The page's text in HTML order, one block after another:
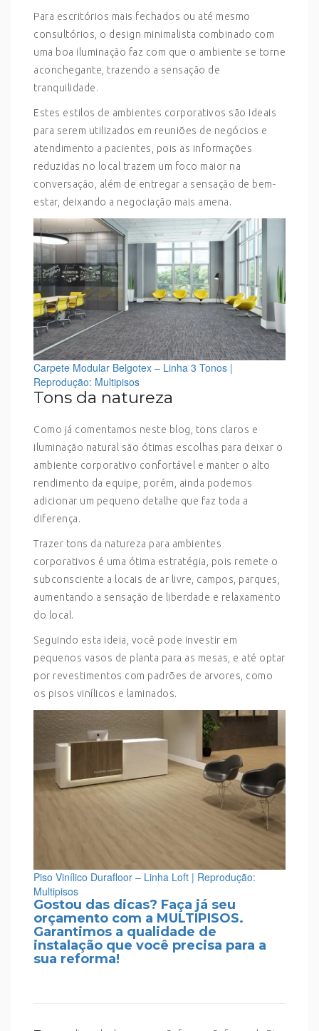
Para escritórios mais fechados ou até mesmo
consultórios, o design minimalista combinado com
uma boa iluminação faz com que o ambiente se torne
aconchegante, trazendo a sensação de
tranquilidade.
Estes estilos de ambientes corporativos são ideais
para serem utilizados em reuniões de negócios e
atendimento a pacientes, pois as informações
reduzidas no local trazem um foco maior na
conversação, além de entregar a sensação de bem-
estar, deixando a negociação mais amena.
Carpete Modular Belgotex – Linha 3 Tonos |
Reprodução: Multipisos
Tons da natureza
Como já comentamos neste blog, tons claros e
iluminação natural são ótimas escolhas para deixar o
ambiente corporativo confortável e manter o alto
rendimento da equipe, porém, ainda podemos
adicionar um pequeno detalhe que faz toda a
diferença.
Trazer tons da natureza para ambientes
corporativos é uma ótima estratégia, pois remete o
subconsciente a locais de ar livre, campos, parques,
aumentando a sensação de liberdade e relaxamento
do local.
Seguindo esta ideia, você pode investir em
pequenos vasos de planta para as mesas, e até optar
por revestimentos com padrões de arvores, como
os pisos vinílicos e laminados.
Piso Vinílico Durafloor – Linha Loft | Reprodução:
Multipisos
Gostou das dicas? Faça já seu
orçamento com a MULTIPISOS.
Garantimos a qualidade de
instalação que você precisa para a
sua reforma!